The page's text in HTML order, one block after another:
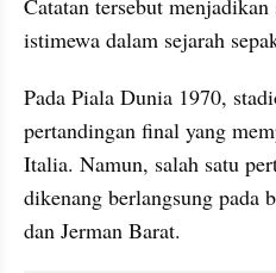
Catatan tersebut
istimewa dalam sejarah
Pada Piala Dunia 1970,
pertandingan final yang
Italia. Namun, salah satu
dikenang berlangsung pada
dan Jerman Barat.